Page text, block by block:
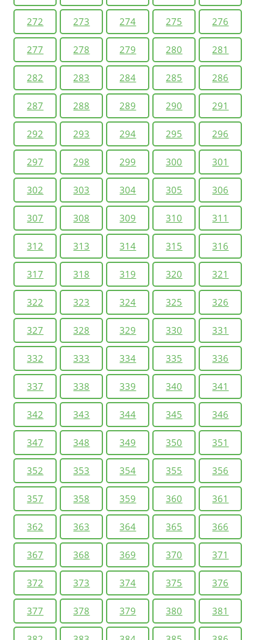
272 273 274 275 276
277 278 279 280 281
282 283 284 285 286
287 288 289 290 291
292 293 294 295 296
297 298 299 300 301
302 303 304 305 306
307 308 309 310 311
312 313 314 315 316
317 318 319 320 321
322 323 324 325 326
327 328 329 330 331
332 333 334 335 336
337 338 339 340 341
342 343 344 345 346
347 348 349 350 351
352 353 354 355 356
357 358 359 360 361
362 363 364 365 366
367 368 369 370 371
372 373 374 375 376
377 378 379 380 381